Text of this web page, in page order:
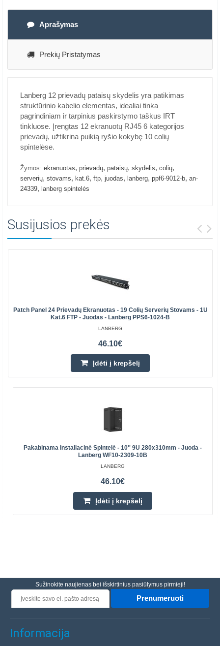
Aprašymas
Prekių Pristatymas
Lanberg 12 prievadų pataisų skydelis yra patikimas
struktūrinio kabelio elementas, idealiai tinka
pagrindiniam ir tarpinius paskirstymo taškus IRT
tinkluose. Įrengtas 12 ekranuotų RJ45 6 kategorijos
prievadų, užtikrina puikią ryšio kokybę 10 colių
spintelėse.
Žymos: ekranuotas, prievadų, pataisų, skydelis, colių,
serverių, stovams, kat.6, ftp, juodas, lanberg, ppf6-9012-b, an-
24339, lanberg spintelės
Susijusios prekės
Patch Panel 24 Prievadų Ekranuotas - 19 Colių Serverių Stovams - 1U
Kat.6 FTP - Juodas - Lanberg PPS6-1024-B
LANBERG
46.10€
Įdėti į krepšelį
Pakabinama Instaliacinė Spintelė - 10'' 9U 280x310mm - Juoda -
Lanberg WF10-2309-10B
LANBERG
46.10€
Įdėti į krepšelį
Sužinokite naujienas bei išskirtinius pasiūlymus pirmieji!
Prenumeruoti
Informacija